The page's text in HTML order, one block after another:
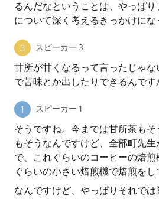
るんだなということは、やっぱ
について深く考えるきっかけにな
スピーカー 3
甘所が甘くなるって言ったじゃ
で苦味とか出したりできるんです
スピーカー 1
そうですね。今までは甘所茶も
もそうなんですけど、全部町先
で、これぐらいのコーヒーの焙
ぐらいの小さい焙煎機で焙煎をし
なんですけど、やっぱりそれで